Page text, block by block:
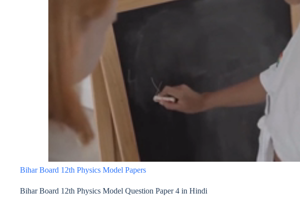
Bihar Board 12th Physics Model Papers
Bihar Board 12th Physics Model Question Paper 4 in Hindi